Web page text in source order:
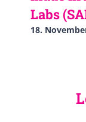
Labs
18.